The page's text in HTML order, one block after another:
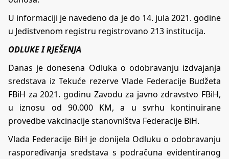
U informaciji je navedeno da je do 14. jula 2021. godine
u Jedistvenom registru registrovano 213 institucija.
ODLUKE I RJEŠENJA
Danas je donesena Odluka o odobravanju izdvajanja
sredstava iz Tekuće rezerve Vlade Federacije Budžeta
FBiH za 2021. godinu Zavodu za javno zdravstvo FBiH,
u iznosu od 90.000 KM, a u svrhu kontinuirane
provedbe vakcinacije stanovništva Federacije BiH.
Vlada Federacije BiH je donijela Odluku o odobravanju
raspoređivanja sredstava s podračuna evidentiranog